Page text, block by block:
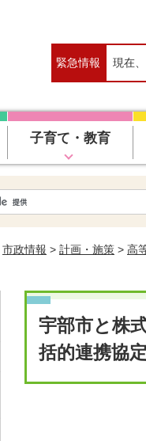
緊急情報 現在
子育て・教育
市政情報 > 計画・施策 > 高
宇部市と株
括的連携協定